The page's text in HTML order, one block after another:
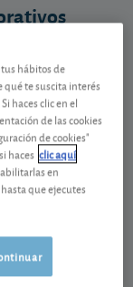
por un
Su
mercado de
una
entre
corporativa y la
por
hábitos de
te suscita interés
haces clic en el
de las cookies
de cookies"
haces clic aquí
en
que ejecutes